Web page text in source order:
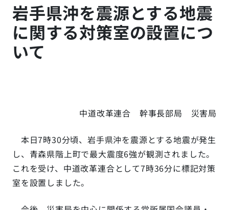
岩手県沖を震源とする地震
に関する対策室の設置につ
いて
中道改革連合 幹事長部局 災害局
本日7時30分頃、岩手県沖を震源とする地震が発生
し、青森県階上町で最大震度6強が観測されました。
これを受け、中道改革連合として7時36分に標記対策
室を設置しました。